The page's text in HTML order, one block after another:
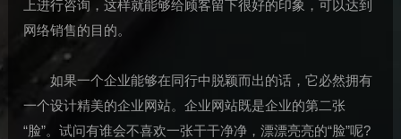
上进行咨询，这样就能够给顾客留下很好的印象，可以达到
网络销售的目的。
如果一个企业能够在同行中脱颖而出的话，它必然拥有
一个设计精美的企业网站。企业网站既是企业的第二张
“脸”。试问有谁会不喜欢一张干干净净，漂漂亮亮的“脸”呢?